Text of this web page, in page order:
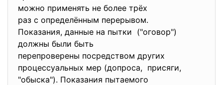
можно применять не более трёх
раз с определённым перерывом.
Показания, данные на пытки ("оговор")
должны были быть
перепроверены посредством других
процессуальных мер (допроса, присяги,
"обыска"). Показания пытаемого